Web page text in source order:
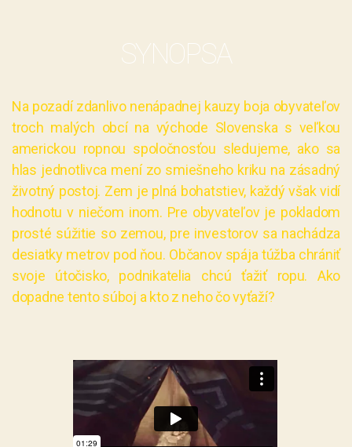
SYNOPSA
Na pozadí zdanlivo nenápadnej kauzy boja obyvateľov
troch malých obcí na východe Slovenska s veľkou
americkou ropnou spoločnosťou sledujeme, ako sa
hlas jednotlivca mení zo smiešneho kriku na zásadný
životný postoj. Zem je plná bohatstiev, každý však vidí
hodnotu v niečom inom. Pre obyvateľov je pokladom
prosté súžitie so zemou, pre investorov sa nachádza
desiatky metrov pod ňou. Občanov spája túžba chrániť
svoje útočisko, podnikatelia chcú ťažiťropu. Ako
dopadne tento súboj a kto z neho čo vyťaží?